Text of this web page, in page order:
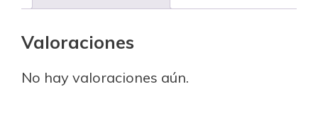
Valoraciones
No hay valoraciones aún.